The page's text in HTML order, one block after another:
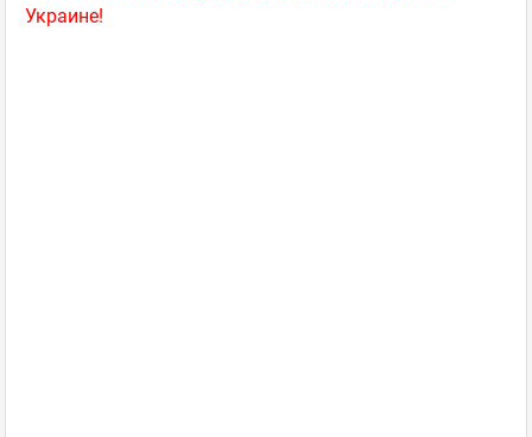
Украине!